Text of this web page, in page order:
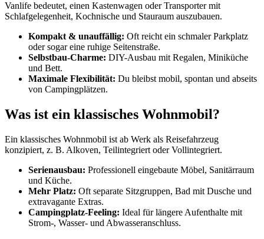
Vanlife bedeutet, einen Kastenwagen oder Transporter mit
Schlafgelegenheit, Kochnische und Stauraum auszubauen.
Kompakt & unauffällig: Oft reicht ein schmaler Park­platz
oder sogar eine ruhige Seitenstraße.
Selbstbau-Charme: DIY-Ausbau mit Regalen, Miniküche
und Bett.
Maximale Flexibilität: Du bleibst mobil, spontan und abseits
von Campingplätzen.
Was ist ein klassisches Wohnmobil?
Ein klassisches Wohnmobil ist ab Werk als Reise­fahrzeug
konzipiert, z. B. Alkoven, Teilintegriert oder Vollintegriert.
Serienausbau: Professionell eingebaute Möbel, Sanitär­raum
und Küche.
Mehr Platz: Oft separate Sitzgruppen, Bad mit Dusche und
extravagante Extras.
Camping­platz-Feeling: Ideal für längere Aufenthalte mit
Strom-, Wasser- und Abwasser­anschluss.